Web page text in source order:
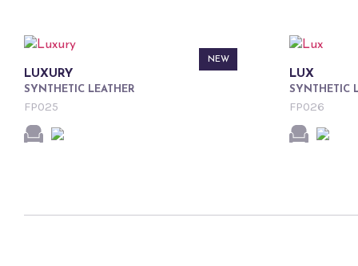
NEW
LUXURY
SYNTHETIC LEATHER
FP025
LUX
SYNTHETIC
FP026